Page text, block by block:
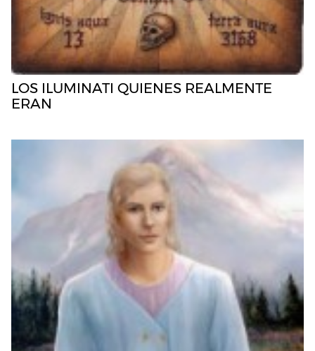
LOS ILUMINATI QUIENES REALMENTE
ERAN